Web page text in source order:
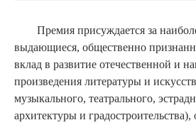
Премия присуждается за
выдающиеся, общественно
вклад в развитие отечественной и
произведения литературы и
музыкального, театрального,
архитектуры и